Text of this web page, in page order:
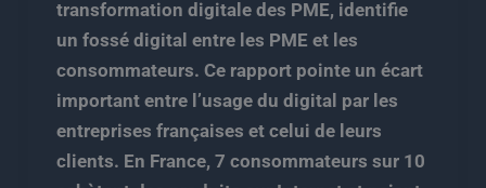
transformation digitale des PME, identifie
un fossé digital entre les PME et les
consommateurs. Ce rapport pointe un écart
important entre l’usage du digital par les
entreprises françaises et celui de leurs
clients. En France, 7 consommateurs sur 10